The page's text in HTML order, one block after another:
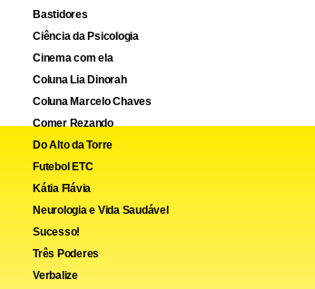
Bastidores
Ciência da Psicologia
Cinema com ela
Coluna Lia Dinorah
Coluna Marcelo Chaves
Comer Rezando
Do Alto da Torre
Futebol ETC
Kátia Flávia
Neurologia e Vida Saudável
Sucesso!
Três Poderes
Verbalize